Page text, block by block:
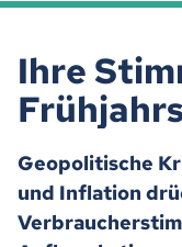
Ihre
Geopolitische
und Inflation